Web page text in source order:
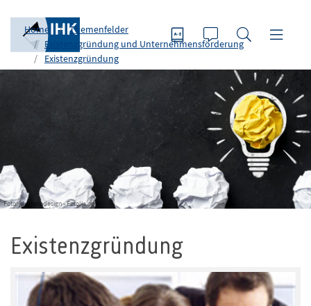
Home
Themenfelder
Existenzgründung und Unternehmensförderung
Existenzgründung
Foto: jd-photodesign - Fotolia.com
Existenzgründung